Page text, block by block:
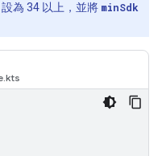
設為 34 以上，並將 minSdk